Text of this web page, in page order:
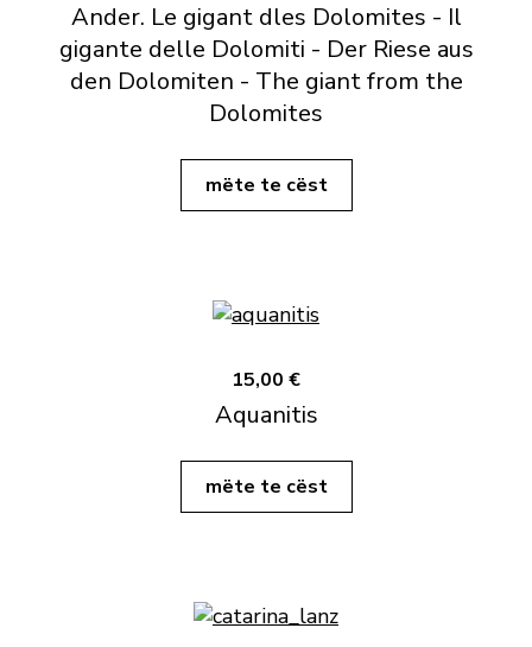
Ander. Le gigant dles Dolomites - Il
gigante delle Dolomiti - Der Riese aus
den Dolomiten - The giant from the
Dolomites
mëte te cëst
15,00 €
Aquanitis
mëte te cëst